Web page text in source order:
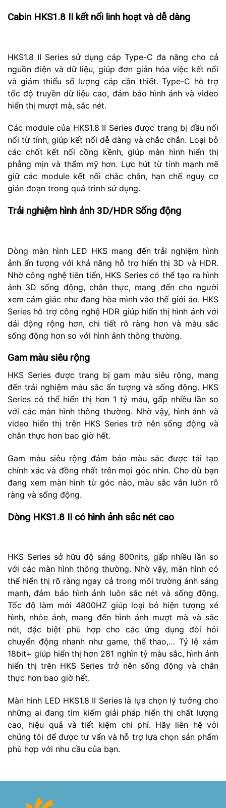
Cabin HKS1.8 II kết nối linh hoạt và dễ dàng
HKS1.8 II Series sử dụng cáp Type-C đa năng cho cả
nguồn điện và dữ liệu, giúp đơn giản hóa việc kết nối
và giảm thiểu số lượng cáp cần thiết. Type-C hỗ trợ
tốc độ truyền dữ liệu cao, đảm bảo hình ảnh và video
hiển thị mượt mà, sắc nét.
Các module của HKS1.8 II Series được trang bị đầu nối
nổi từ tính, giúp kết nối dễ dàng và chắc chắn. Loại bỏ
các chốt kết nối cồng kềnh, giúp màn hình hiển thị
phẳng mịn và thẩm mỹ hơn. Lực hút từ tính mạnh mẽ
giữ các module kết nối chắc chắn, hạn chế nguy cơ
gián đoạn trong quá trình sử dụng.
Trải nghiệm hình ảnh 3D/HDR Sống động
Dòng màn hình LED HKS mang đến trải nghiệm hình
ảnh ấn tượng với khả năng hỗ trợ hiển thị 3D và HDR.
Nhờ công nghệ tiên tiến, HKS Series có thể tạo ra hình
ảnh 3D sống động, chân thực, mang đến cho người
xem cảm giác như đang hòa mình vào thế giới ảo. HKS
Series hỗ trợ công nghệ HDR giúp hiển thị hình ảnh với
dải động rộng hơn, chi tiết rõ ràng hơn và màu sắc
sống động hơn so với hình ảnh thông thường.
Gam màu siêu rộng
HKS Series được trang bị gam màu siêu rộng, mang
đến trải nghiệm màu sắc ấn tượng và sống động. HKS
Series có thể hiển thị hơn 1 tỷ màu, gấp nhiều lần so
với các màn hình thông thường. Nhờ vậy, hình ảnh và
video hiển thị trên HKS Series trở nên sống động và
chân thực hơn bao giờ hết.
Gam màu siêu rộng đảm bảo màu sắc được tái tạo
chính xác và đồng nhất trên mọi góc nhìn. Cho dù bạn
đang xem màn hình từ góc nào, màu sắc vẫn luôn rõ
ràng và sống động.
Dòng HKS1.8 II có hình ảnh sắc nét cao
HKS Series sở hữu độ sáng 800nits, gấp nhiều lần so
với các màn hình thông thường. Nhờ vậy, màn hình có
thể hiển thị rõ ràng ngay cả trong môi trường ánh sáng
mạnh, đảm bảo hình ảnh luôn sắc nét và sống động.
Tốc độ làm mới 4800HZ giúp loại bỏ hiện tượng xé
hình, nhòe ảnh, mang đến hình ảnh mượt mà và sắc
nét, đặc biệt phù hợp cho các ứng dụng đòi hỏi
chuyển động nhanh như game, thể thao,… Tỷ lệ xám
18bit+ giúp hiển thị hơn 281 nghìn tỷ màu sắc, hình ảnh
hiển thị trên HKS Series trở nên sống động và chân
thực hơn bao giờ hết.
Màn hình LED HKS1.8 II Series là lựa chọn lý tưởng cho
những ai đang tìm kiếm giải pháp hiển thị chất lượng
cao, hiệu quả và tiết kiệm chi phí. Hãy liên hệ với
chúng tôi để được tư vấn và hỗ trợ lựa chọn sản phẩm
phù hợp với nhu cầu của bạn.